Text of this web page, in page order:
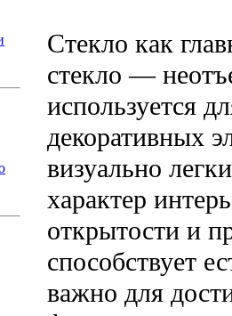
Стекло как
стекло —
используется
декоративных
визуально
характер
открытости и
способствует
важно для